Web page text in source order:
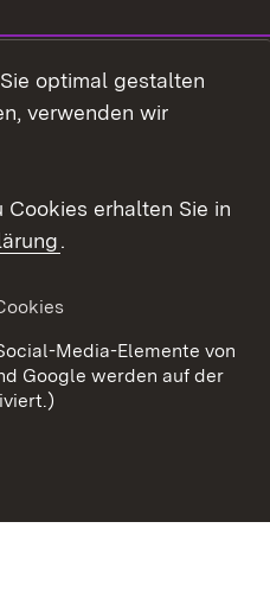
Benutzungshinweise
Cookies
optimal gestalten
verwenden wir
erhalten Sie in
.
Media-Elemente von
Google werden auf der